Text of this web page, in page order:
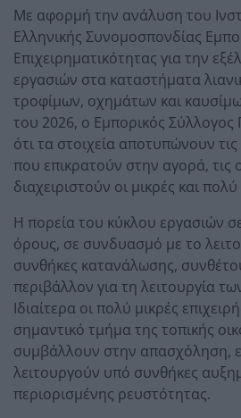
Με αφορμή την ανάλυση του
Ελληνικής Συνομοσπονδίας
Επιχειρηματικότητας για την
εργασιών στα καταστήματα
τροφίμων, οχημάτων και
του 2026, ο Εμπορικός Σύλλογος
ότι τα στοιχεία αποτυπώνουν
που επικρατούν στην αγορά, τις
διαχειριστούν οι μικρές και πολύ
Η πορεία του κύκλου εργασιών
όρους, σε συνδυασμό με το
συνθήκες κατανάλωσης,
περιβάλλον για τη λειτουργία
Ιδιαίτερα οι πολύ μικρές
σημαντικό τμήμα της τοπικής
συμβάλλουν στην απασχόληση,
λειτουργούν υπό συνθήκες
περιορισμένης ρευστότητας.